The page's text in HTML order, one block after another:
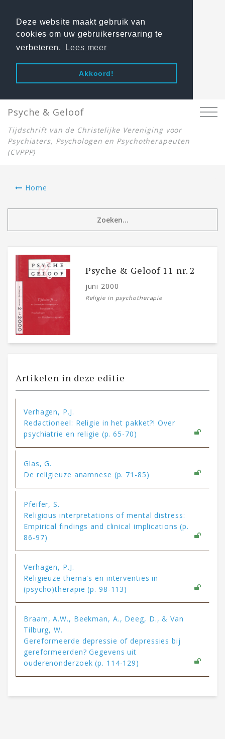
Deze website maakt gebruik van
cookies om uw gebruikerservaring te
verbeteren.
Lees meer
Akkoord!
Psyche & Geloof
Tijdschrift van de Christelijke Vereniging voor
Psychiaters, Psychologen en Psychotherapeuten
(CVPPP)
Home
Psyche & Geloof 11 nr. 2
juni 2000
Religie in psychotherapie
Artikelen in deze editie
Verhagen, P.J.
Redactioneel: Religie in het pakket?! Over
psychiatrie en religie (p. 65-70)
Glas, G.
De religieuze anamnese (p. 71-85)
Pfeifer, S.
Religious interpretations of mental distress:
Empirical findings and clinical implications (p.
86-97)
Verhagen, P.J.
Religieuze thema's en interventies in
(psycho)therapie (p. 98-113)
Braam, A.W., Beekman, A., Deeg, D., & Van
Tilburg, W.
Gereformeerde depressie of depressies bij
gereformeerden? Gegevens uit
ouderenonderzoek (p. 114-129)